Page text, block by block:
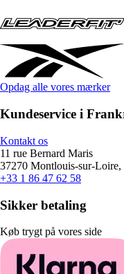
Opdag alle vores mærker
Kundeservice i
Kontakt os
11 rue Bernard Maris
37270 Montlouis-sur-Loire,
+33 1 86 47 62 58
Sikker betaling
Køb trygt på vores side